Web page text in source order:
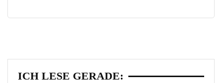
ICH LESE GERADE: